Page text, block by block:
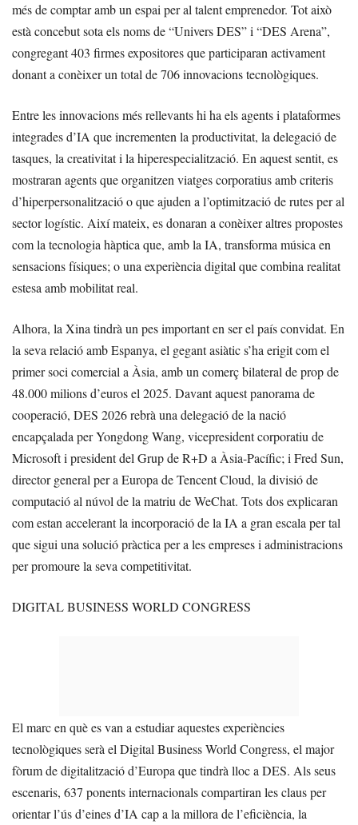
més de comptar amb un espai per al talent emprenedor. Tot això
està concebut sota els noms de “Univers DES” i “DES Arena”,
congregant 403 firmes expositores que participaran activament
donant a conèixer un total de 706 innovacions tecnològiques.
Entre les innovacions més rellevants hi ha els agents i plataformes
integrades d’IA que incrementen la productivitat, la delegació de
tasques, la creativitat i la hiperespecialització. En aquest sentit, es
mostraran agents que organitzen viatges corporatius amb criteris
d’hiperpersonalització o que ajuden a l’optimització de rutes per al
sector logístic. Així mateix, es donaran a conèixer altres propostes
com la tecnologia hàptica que, amb la IA, transforma música en
sensacions físiques; o una experiència digital que combina realitat
estesa amb mobilitat real.
Alhora, la Xina tindrà un pes important en ser el país convidat. En
la seva relació amb Espanya, el gegant asiàtic s’ha erigit com el
primer soci comercial a Àsia, amb un comerç bilateral de prop de
48.000 milions d’euros el 2025. Davant aquest panorama de
cooperació, DES 2026 rebrà una delegació de la nació
encapçalada per Yongdong Wang, vicepresident corporatiu de
Microsoft i president del Grup de R+D a Àsia-Pacífic; i Fred Sun,
director general per a Europa de Tencent Cloud, la divisió de
computació al núvol de la matriu de WeChat. Tots dos explicaran
com estan accelerant la incorporació de la IA a gran escala per tal
que sigui una solució pràctica per a les empreses i administracions
per promoure la seva competitivitat.
DIGITAL BUSINESS WORLD CONGRESS
El marc en què es van a estudiar aquestes experiències
tecnològiques serà el Digital Business World Congress, el major
fòrum de digitalització d’Europa que tindrà lloc a DES. Als seus
escenaris, 637 ponents internacionals compartiran les claus per
orientar l’ús d’eines d’IA cap a la millora de l’eficiència, la